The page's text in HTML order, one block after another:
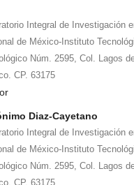
Integral de Investigación
de México-Instituto
Núm. 2595, Col. Lagos
CP. 63175
Diaz-Cayetano
Integral de Investigación
de México-Instituto
Núm. 2595, Col. Lagos
CP. 63175